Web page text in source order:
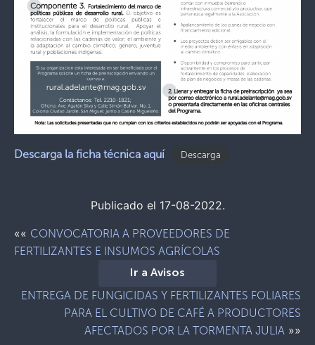
Descarga la ficha técnica aquí Descarga
Publicado el 17-08-2022.
«« CONVOCATORIA A PROVEEDORES DE
FERTILIZANTES E INSUMOS AGRÍCOLAS
Ir a Avisos
ENTREGA DE FUNGICIDAS Y FERTILIZANTES FOLIARES
PARA EL CULTIVO DE CAFÉ A PRODUCTORES
AFECTADOS POR LA TORMENTA JULIA »»